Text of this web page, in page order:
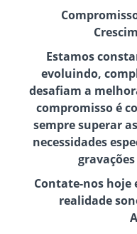
Estamos
evoluindo,
desafiam a
compromisso é
sempre superar
necessidades
Contate-nos hoje
realidade